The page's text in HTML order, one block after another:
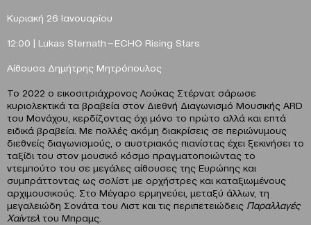
Κυριακή 26 Ιανουαρίου
12:00 | Lukas Sternath̶ECHO Rising Stars
Αίθουσα Δημήτρης Μητρόπουλος
Το 2022 ο εικοσιτριάχρονος Λούκας Στέρνατ σάρωσε
κυριολεκτικά τα βραβεία στον Διεθνή Διαγωνισμό Μουσικής ARD
του Μονάχου, κερδίζοντας όχι μόνο το πρώτο αλλά και επτά
ειδικά βραβεία. Με πολλές ακόμη διακρίσεις σε περιώνυμους
διεθνείς διαγωνισμούς, ο αυστριακός πιανίστας έχει ξεκινήσει το
ταξίδι του στον μουσικό κόσμο πραγματοποιώντας το
ντεμπούτο του σε μεγάλες αίθουσες της Ευρώπης και
συμπράττοντας ως σολίστ με ορχήστρες και καταξιωμένους
αρχιμουσικούς. Στο Μέγαρο ερμηνεύει, μεταξύ άλλων, τη
μεγαλειώδη Σονάτα του Λιστ και τις περιπετειώδεις Παραλλαγές
Χαίντελ του Μπραμς.